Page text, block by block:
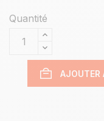
Quantité
AJOUTER